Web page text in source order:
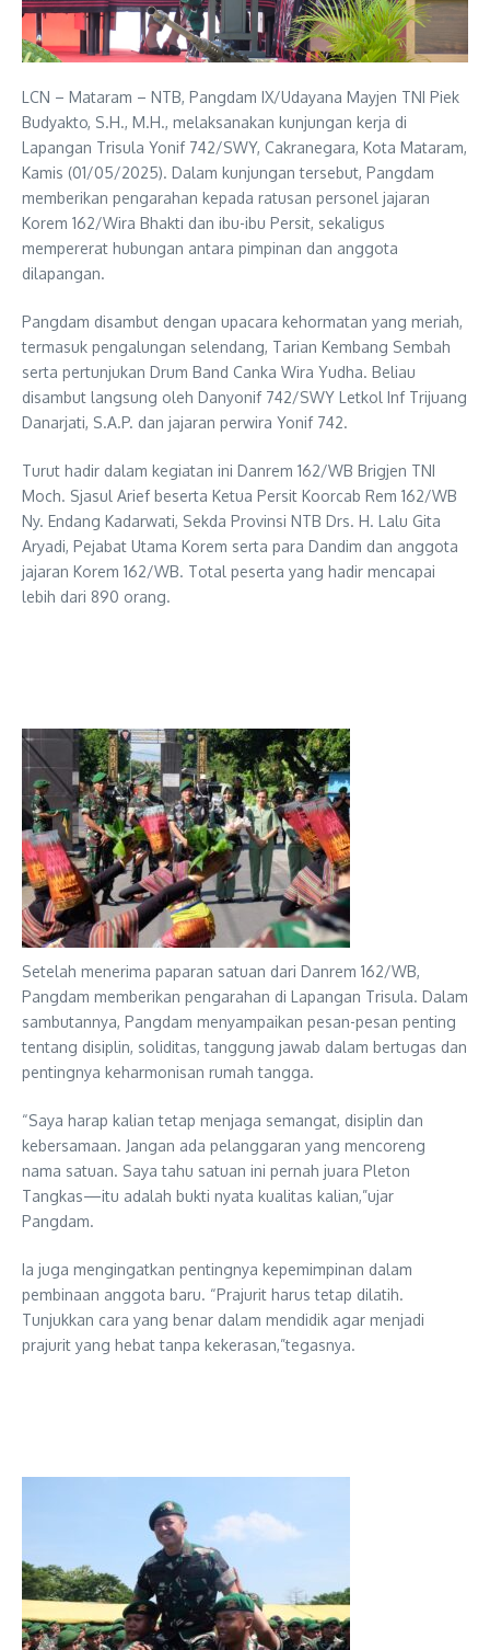
LCN – Mataram – NTB, Pangdam IX/Udayana Mayjen TNI Piek
Budyakto, S.H., M.H., melaksanakan kunjungan kerja di
Lapangan Trisula Yonif 742/SWY, Cakranegara, Kota Mataram,
Kamis (01/05/2025). Dalam kunjungan tersebut, Pangdam
memberikan pengarahan kepada ratusan personel jajaran
Korem 162/Wira Bhakti dan ibu-ibu Persit, sekaligus
mempererat hubungan antara pimpinan dan anggota
dilapangan.
Pangdam disambut dengan upacara kehormatan yang meriah,
termasuk pengalungan selendang, Tarian Kembang Sembah
serta pertunjukan Drum Band Canka Wira Yudha. Beliau
disambut langsung oleh Danyonif 742/SWY Letkol Inf Trijuang
Danarjati, S.A.P. dan jajaran perwira Yonif 742.
Turut hadir dalam kegiatan ini Danrem 162/WB Brigjen TNI
Moch. Sjasul Arief beserta Ketua Persit Koorcab Rem 162/WB
Ny. Endang Kadarwati, Sekda Provinsi NTB Drs. H. Lalu Gita
Aryadi, Pejabat Utama Korem serta para Dandim dan anggota
jajaran Korem 162/WB. Total peserta yang hadir mencapai
lebih dari 890 orang.
Setelah menerima paparan satuan dari Danrem 162/WB,
Pangdam memberikan pengarahan di Lapangan Trisula. Dalam
sambutannya, Pangdam menyampaikan pesan-pesan penting
tentang disiplin, soliditas, tanggung jawab dalam bertugas dan
pentingnya keharmonisan rumah tangga.
“Saya harap kalian tetap menjaga semangat, disiplin dan
kebersamaan. Jangan ada pelanggaran yang mencoreng
nama satuan. Saya tahu satuan ini pernah juara Pleton
Tangkas—itu adalah bukti nyata kualitas kalian,”ujar
Pangdam.
Ia juga mengingatkan pentingnya kepemimpinan dalam
pembinaan anggota baru. “Prajurit harus tetap dilatih.
Tunjukkan cara yang benar dalam mendidik agar menjadi
prajurit yang hebat tanpa kekerasan,”tegasnya.